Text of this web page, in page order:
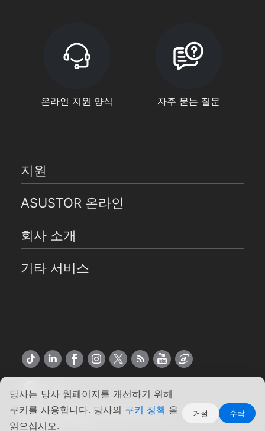
당사는 당사 웹페이지를 개선하기 위해
쿠키를 사용합니다. 당사의 쿠키 정책 을
읽으십시오.
거절 수락
온라인 지원 양식 자주 묻는 질문
지원
ASUSTOR 온라인
회사 소개
기타 서비스
한국어
Copyright ©2026 ASUSTOR Inc.
약관 | 개인 정보